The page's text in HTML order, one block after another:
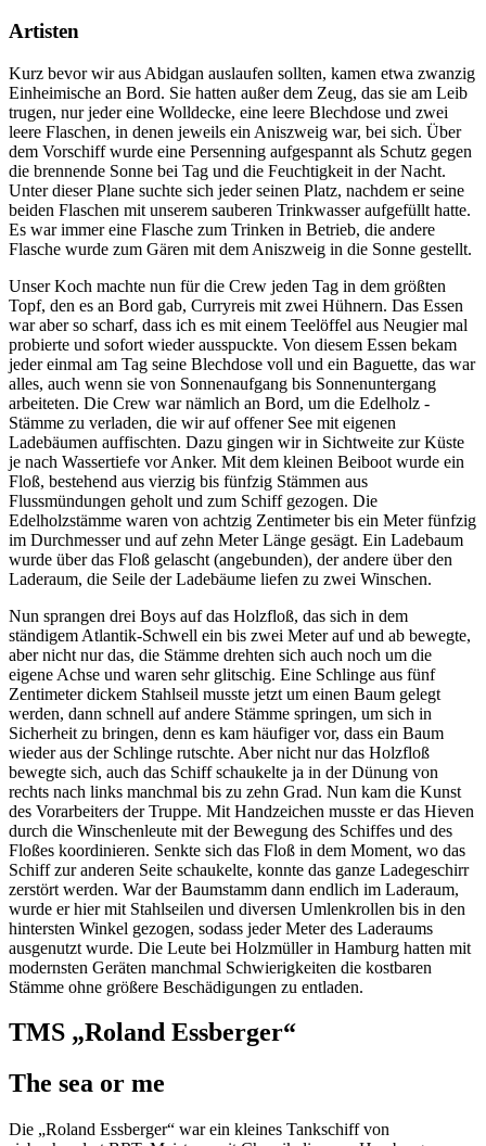
Artisten
Kurz bevor wir aus Abidgan auslaufen sollten, kamen etwa zwanzig
Einheimische an Bord. Sie hatten außer dem Zeug, das sie am Leib
trugen, nur jeder eine Wolldecke, eine leere Blechdose und zwei
leere Flaschen, in denen jeweils ein Aniszweig war, bei sich. Über
dem Vorschiff wurde eine Persenning aufgespannt als Schutz gegen
die brennende Sonne bei Tag und die Feuchtigkeit in der Nacht.
Unter dieser Plane suchte sich jeder seinen Platz, nachdem er seine
beiden Flaschen mit unserem sauberen Trinkwasser aufgefüllt hatte.
Es war immer eine Flasche zum Trinken in Betrieb, die andere
Flasche wurde zum Gären mit dem Aniszweig in die Sonne gestellt.
Unser Koch machte nun für die Crew jeden Tag in dem größten
Topf, den es an Bord gab, Curryreis mit zwei Hühnern. Das Essen
war aber so scharf, dass ich es mit einem Teelöffel aus Neugier mal
probierte und sofort wieder ausspuckte. Von diesem Essen bekam
jeder einmal am Tag seine Blechdose voll und ein Baguette, das war
alles, auch wenn sie von Sonnenaufgang bis Sonnenuntergang
arbeiteten. Die Crew war nämlich an Bord, um die Edelholz -
Stämme zu verladen, die wir auf offener See mit eigenen
Ladebäumen auffischten. Dazu gingen wir in Sichtweite zur Küste
je nach Wassertiefe vor Anker. Mit dem kleinen Beiboot wurde ein
Floß, bestehend aus vierzig bis fünfzig Stämmen aus
Flussmündungen geholt und zum Schiff gezogen. Die
Edelholzstämme waren von achtzig Zentimeter bis ein Meter fünfzig
im Durchmesser und auf zehn Meter Länge gesägt. Ein Ladebaum
wurde über das Floß gelascht (angebunden), der andere über den
Laderaum, die Seile der Ladebäume liefen zu zwei Winschen.
Nun sprangen drei Boys auf das Holzfloß, das sich in dem
ständigem Atlantik-Schwell ein bis zwei Meter auf und ab bewegte,
aber nicht nur das, die Stämme drehten sich auch noch um die
eigene Achse und waren sehr glitschig. Eine Schlinge aus fünf
Zentimeter dickem Stahlseil musste jetzt um einen Baum gelegt
werden, dann schnell auf andere Stämme springen, um sich in
Sicherheit zu bringen, denn es kam häufiger vor, dass ein Baum
wieder aus der Schlinge rutschte. Aber nicht nur das Holzfloß
bewegte sich, auch das Schiff schaukelte ja in der Dünung von
rechts nach links manchmal bis zu zehn Grad. Nun kam die Kunst
des Vorarbeiters der Truppe. Mit Handzeichen musste er das Hieven
durch die Winschenleute mit der Bewegung des Schiffes und des
Floßes koordinieren. Senkte sich das Floß in dem Moment, wo das
Schiff zur anderen Seite schaukelte, konnte das ganze Ladegeschirr
zerstört werden. War der Baumstamm dann endlich im Laderaum,
wurde er hier mit Stahlseilen und diversen Umlenkrollen bis in den
hintersten Winkel gezogen, sodass jeder Meter des Laderaums
ausgenutzt wurde. Die Leute bei Holzmüller in Hamburg hatten mit
modernsten Geräten manchmal Schwierigkeiten die kostbaren
Stämme ohne größere Beschädigungen zu entladen.
TMS
Roland Essberger
The sea or me
Die Roland Essberger
war ein kleines Tankschiff von